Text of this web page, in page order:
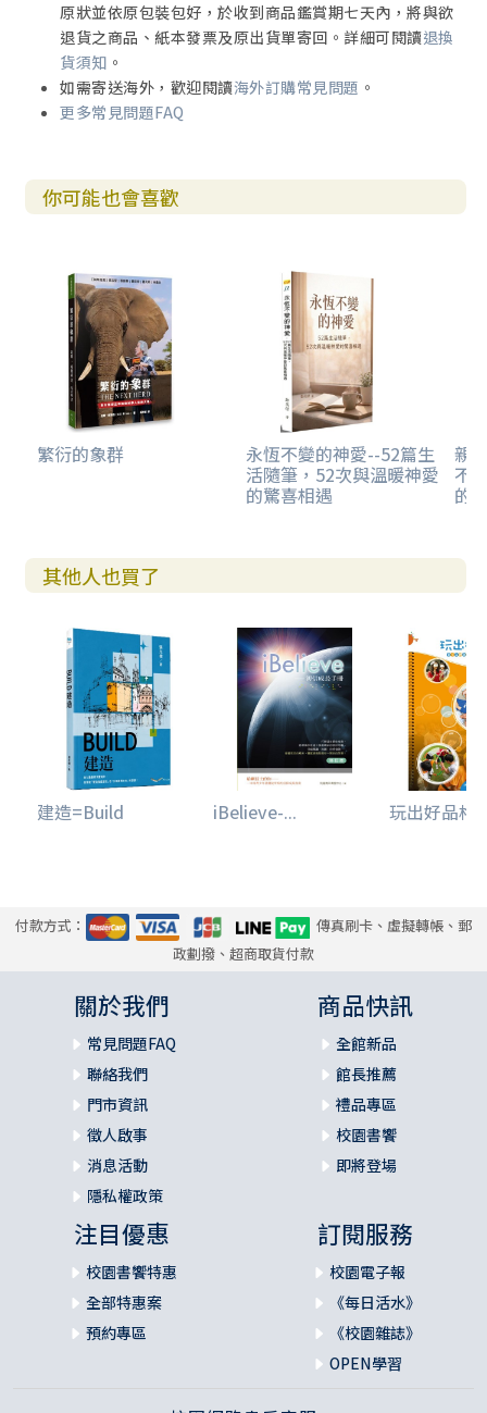
原狀並依原包裝包好，於收到商品鑑賞期七天內，將與欲
退貨之商品、紙本發票及原出貨單寄回。詳細可閱讀退換
貨須知 。
如需寄送海外，歡迎閱讀海外訂購常見問題 。
更多常見問題FAQ
你可能也會喜歡
繁衍的象群 永恆不變的神愛--52篇生
活隨筆，52次與溫暖神愛
的驚喜相遇
親
不
的
其他人也買了
建造=Build iBelieve-... 玩出好品格
付款方式：
傳真刷卡、虛擬轉帳、郵
政劃撥、超商取貨付款
關於我們
常見問題FAQ
聯絡我們
門市資訊
徵人啟事
消息活動
隱私權政策
商品快訊
全館新品
館長推薦
禮品專區
校園書饗
即將登場
注目優惠
校園書饗特惠
全部特惠案
預約專區
訂閱服務
校園電子報
《每日活水》
《校園雜誌》
OPEN學習